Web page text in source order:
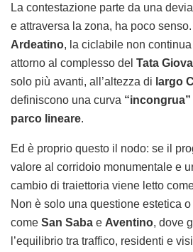
La contestazione parte da una
e attraversa la zona, ha poco
Ardeatino, la ciclabile non
attorno al complesso del Tata
solo più avanti, all’altezza di largo
definiscono una curva “incongrua”
parco lineare.
Ed è proprio questo il nodo: se il
valore al corridoio monumentale e
cambio di traiettoria viene letto
Non è solo una questione estetica
come San Saba e Aventino, dove
l’equilibrio tra traffico, residenti e